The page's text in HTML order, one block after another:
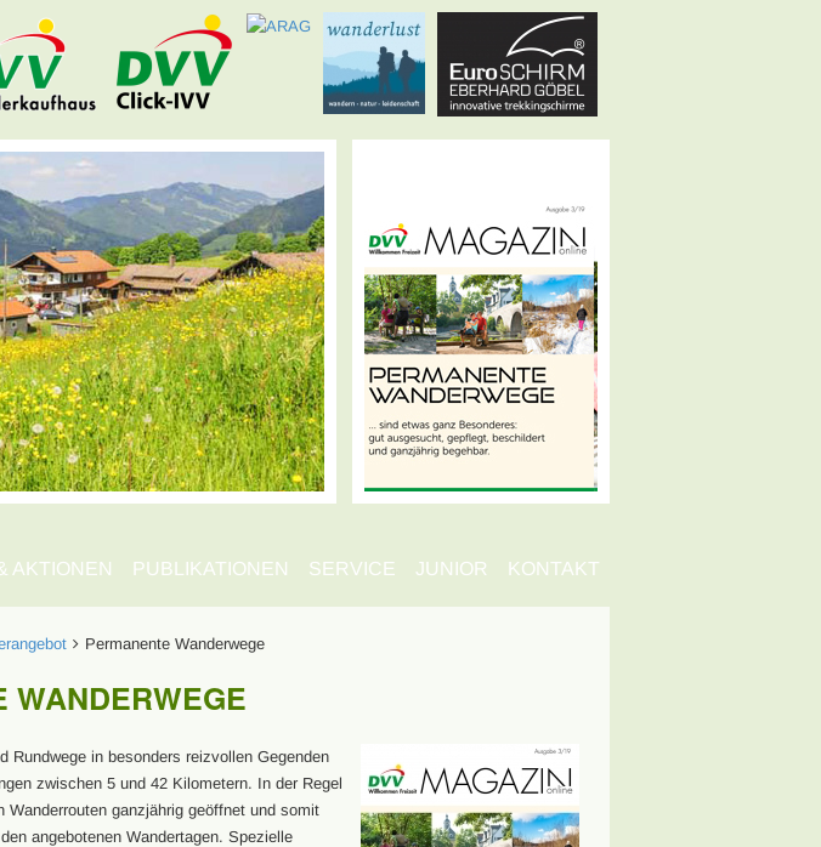
AKTIONEN PUBLIKATIONEN SERVICE JUNIOR KONTAKT
Permanente Wanderwege
WANDERWEGE
Rundwege in besonders reizvollen Gegenden
zwischen 5 und 42 Kilometern. In der Regel
Wanderrouten ganzjährig geöffnet und somit
angebotenen Wandertagen. Spezielle